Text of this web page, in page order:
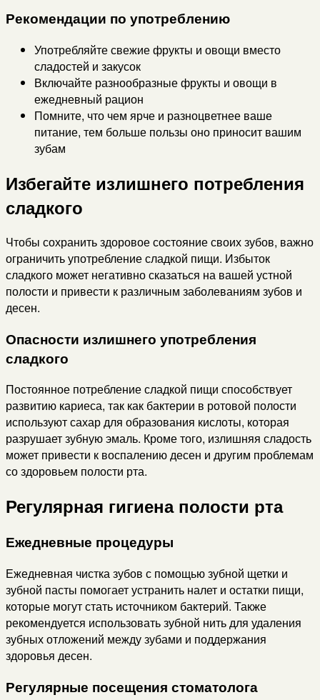
Рекомендации по употреблению
Употребляйте свежие фрукты и овощи вместо
сладостей и закусок
Включайте разнообразные фрукты и овощи в
ежедневный рацион
Помните, что чем ярче и разноцветнее ваше
питание, тем больше пользы оно приносит вашим
зубам
Избегайте излишнего потребления
сладкого
Чтобы сохранить здоровое состояние своих зубов, важно
ограничить употребление сладкой пищи. Избыток
сладкого может негативно сказаться на вашей устной
полости и привести к различным заболеваниям зубов и
десен.
Опасности излишнего употребления
сладкого
Постоянное потребление сладкой пищи способствует
развитию кариеса, так как бактерии в ротовой полости
используют сахар для образования кислоты, которая
разрушает зубную эмаль. Кроме того, излишняя сладость
может привести к воспалению десен и другим проблемам
со здоровьем полости рта.
Регулярная гигиена полости рта
Ежедневные процедуры
Ежедневная чистка зубов с помощью зубной щетки и
зубной пасты помогает устранить налет и остатки пищи,
которые могут стать источником бактерий. Также
рекомендуется использовать зубной нить для удаления
зубных отложений между зубами и поддержания
здоровья десен.
Регулярные посещения стоматолога